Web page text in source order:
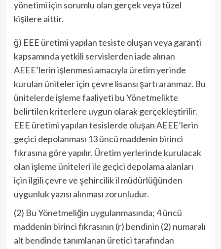
yönetimi için sorumlu olan gerçek veya tüzel
kişilere aittir.
ğ) EEE üretimi yapılan tesiste oluşan veya garanti
kapsamında yetkili servislerden iade alınan
AEEE’lerin işlenmesi amacıyla üretim yerinde
kurulan üniteler için çevre lisansı şartı aranmaz. Bu
ünitelerde işleme faaliyeti bu Yönetmelikte
belirtilen kriterlere uygun olarak gerçekleştirilir.
EEE üretimi yapılan tesislerde oluşan AEEE’lerin
geçici depolanması 13 üncü maddenin birinci
fıkrasına göre yapılır. Üretim yerlerinde kurulacak
olan işleme üniteleri ile geçici depolama alanları
için ilgili çevre ve şehircilik il müdürlüğünden
uygunluk yazısı alınması zorunludur.
(2) Bu Yönetmeliğin uygulanmasında; 4 üncü
maddenin birinci fıkrasının (r) bendinin (2) numaralı
alt bendinde tanımlanan üretici tarafından